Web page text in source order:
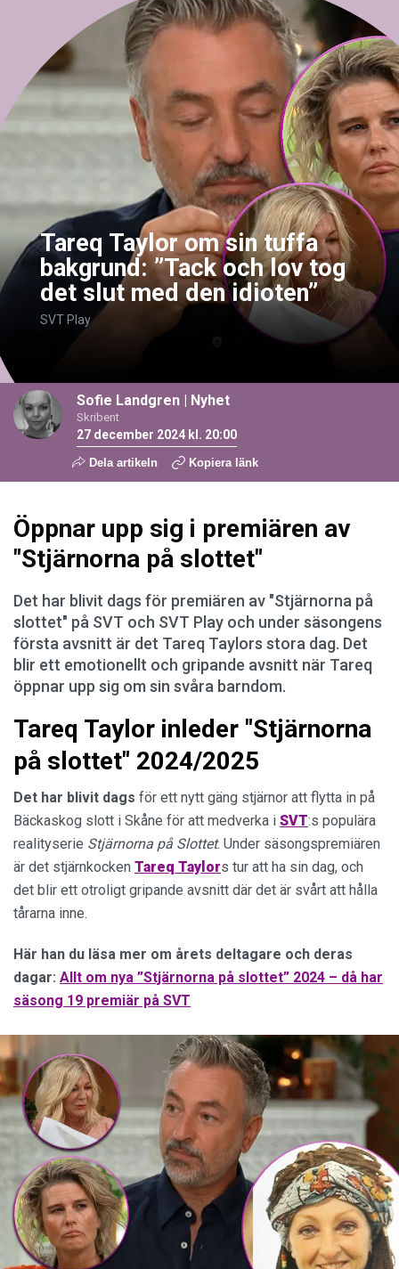
Tareq Taylor om sin tuffa
bakgrund: ”Tack och lov tog
det slut med den idioten”
SVT Play
Sofie Landgren | Nyhet
Skribent
27 december 2024 kl. 20:00
Dela artikeln Kopiera länk
Öppnar upp sig i premiären av
"Stjärnorna på slottet"
Det har blivit dags för premiären av "Stjärnorna på
slottet" på SVT och SVT Play och under säsongens
första avsnitt är det Tareq Taylors stora dag. Det
blir ett emotionellt och gripande avsnitt när Tareq
öppnar upp sig om sin svåra barndom.
Tareq Taylor inleder "Stjärnorna
på slottet" 2024/2025
Det har blivit dags för ett nytt gäng stjärnor att flytta in på
Bäckaskog slott i Skåne för att medverka i SVT:s populära
realityserie Stjärnorna på Slottet. Under säsongspremiären
är det stjärnkocken Tareq Taylors tur att ha sin dag, och
det blir ett otroligt gripande avsnitt där det är svårt att hålla
tårarna inne.
Här han du läsa mer om årets deltagare och deras
dagar: Allt om nya ”Stjärnorna på slottet” 2024 – då har
säsong 19 premiär på SVT